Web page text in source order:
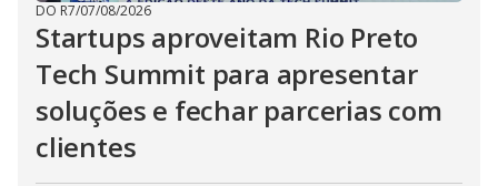
DO R7/07/08/2026
Startups aproveitam Rio Preto
Tech Summit para apresentar
soluções e fechar parcerias com
clientes